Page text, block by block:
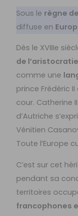
Sous le règne
diffuse en
Dès le XVIIIe
de
comme une
prince Frédéric
cour. Catherine
d’Autriche
Vénitien
Toute l’Europe
C’est sur cet
pendant sa
territoires
francophones